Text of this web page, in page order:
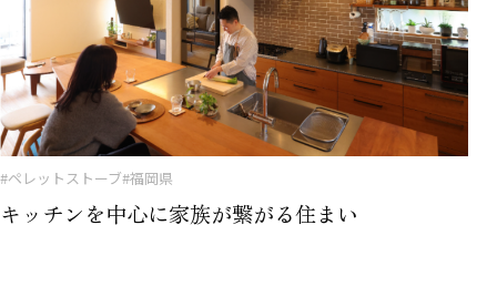
#ペレットストーブ#福岡県
キッチンを中心に家族が繋がる住まい